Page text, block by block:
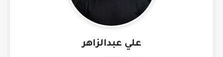
علي عبدالزاهر